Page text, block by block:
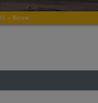
» Benne